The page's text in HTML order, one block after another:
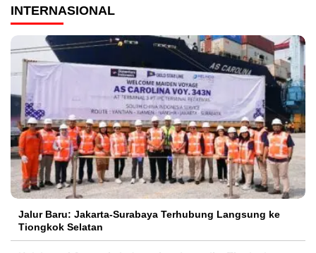
INTERNASIONAL
Jalur Baru: Jakarta-Surabaya Terhubung Langsung ke
Tiongkok Selatan